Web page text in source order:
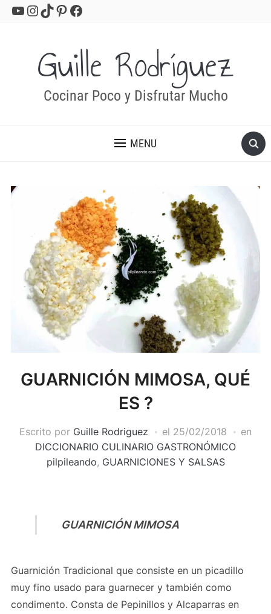
YouTube
Instagram
TikTok
Pinterest
Facebook
Guille Rodríguez
Cocinar Poco y Disfrutar Mucho
MENU
GUARNICIÓN MIMOSA, QUÉ
ES ?
Escrito por Guille Rodriguez el 25/02/2018
en
DICCIONARIO CULINARIO GASTRONÓMICO
pilpileando, GUARNICIONES Y SALSAS
GUARNICIÓN MIMOSA
Guarnición Tradicional que consiste en un picadillo
muy fino usado para guarnecer y también como
condimento. Consta de Pepinillos y Alcaparras en